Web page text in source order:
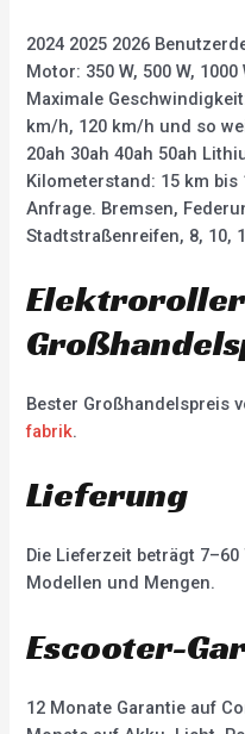
2024 2025 2026
Motor: 350 W, 500 W, 1000
Maximale
km/h, 120 km/h und so
20ah 30ah 40ah 50ah
Kilometerstand: 15 km
Anfrage. Bremsen,
Stadtstraßenreifen, 8, 10,
Elektroroller
Bester Großhandelspreis
fabrik.
Lieferung
Die Lieferzeit beträgt
Modellen und Mengen.
Escooter-
12 Monate Garantie auf